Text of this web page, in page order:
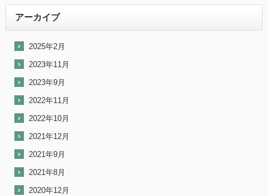
アーカイブ
2025年2月
2023年11月
2023年9月
2022年11月
2022年10月
2021年12月
2021年9月
2021年8月
2020年12月